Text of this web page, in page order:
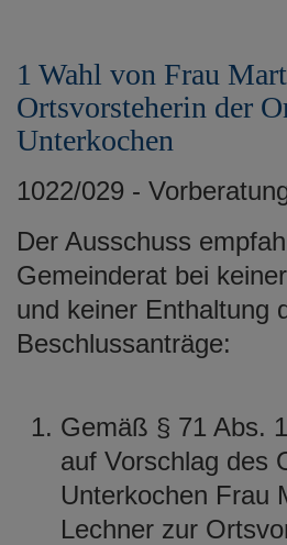
1 Wahl von Frau
Ortsvorsteherin der
Unterkochen
1022/029 -
Der Ausschuss
Gemeinderat bei
und keiner Enthaltung
Beschlussanträge:
Gemäß § 71 Abs.
auf Vorschlag des
Unterkochen Frau
Lechner zur